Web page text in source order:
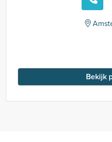
Bekijk